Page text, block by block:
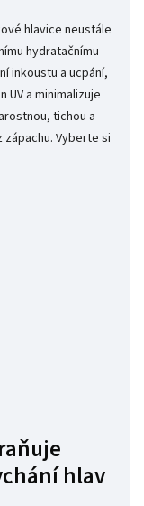
hlavice neustále
hydratačnímu
inkoustu a ucpání,
a minimalizuje
tichou a
Vyberte si
hlav